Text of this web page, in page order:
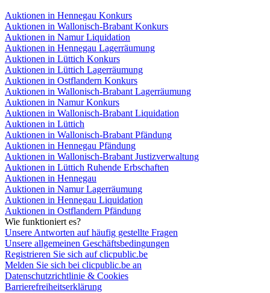
Auktionen in Hennegau Konkurs
Auktionen in Wallonisch-Brabant Konkurs
Auktionen in Namur Liquidation
Auktionen in Hennegau Lagerräumung
Auktionen in Lüttich Konkurs
Auktionen in Lüttich Lagerräumung
Auktionen in Ostflandern Konkurs
Auktionen in Wallonisch-Brabant Lagerräumung
Auktionen in Namur Konkurs
Auktionen in Wallonisch-Brabant Liquidation
Auktionen in Lüttich
Auktionen in Wallonisch-Brabant Pfändung
Auktionen in Hennegau Pfändung
Auktionen in Wallonisch-Brabant Justizverwaltung
Auktionen in Lüttich Ruhende Erbschaften
Auktionen in Hennegau
Auktionen in Namur Lagerräumung
Auktionen in Hennegau Liquidation
Auktionen in Ostflandern Pfändung
Wie funktioniert es?
Unsere Antworten auf häufig gestellte Fragen
Unsere allgemeinen Geschäftsbedingungen
Registrieren Sie sich auf clicpublic.be
Melden Sie sich bei clicpublic.be an
Datenschutzrichtlinie & Cookies
Barrierefreiheitserklärung